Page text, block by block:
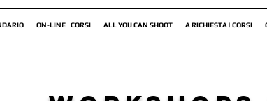
ON-LINE | CORSI ALL YOU CAN SHOOT A RICHIESTA | CORSI